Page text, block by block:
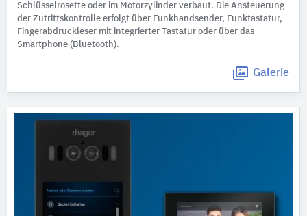
Schlüsselrosette oder im Motorzylinder verbaut. Die Ansteuerung
der Zutrittskontrolle erfolgt über Funkhandsender, Funktastatur,
Fingerabdruckleser mit integrierter Tastatur oder über das
Smartphone (Bluetooth).
Galerie